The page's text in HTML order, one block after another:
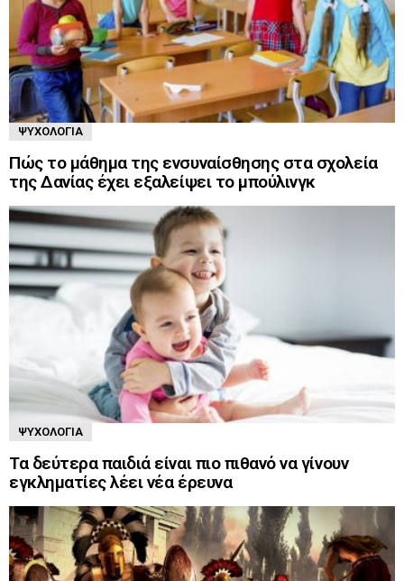
ΨΥΧΟΛΟΓΊΑ
Πώς το μάθημα της ενσυναίσθησης στα σχολεία
της Δανίας έχει εξαλείψει το μπούλινγκ
ΨΥΧΟΛΟΓΊΑ
Τα δεύτερα παιδιά είναι πιο πιθανό να γίνουν
εγκληματίες λέει νέα έρευνα